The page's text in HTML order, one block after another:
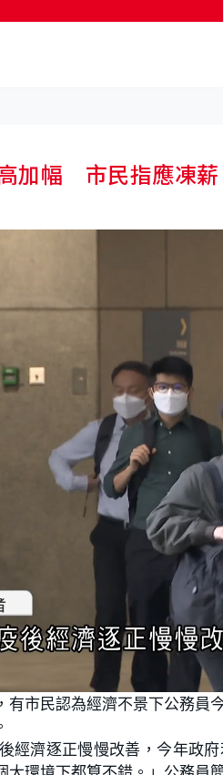
加幅 市民指應凍
有市民認為經濟不景下公務
經濟逐正慢慢改善，今年政